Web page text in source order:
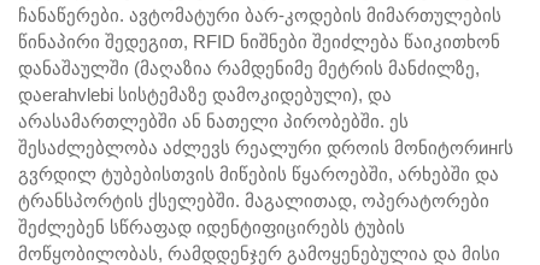
ჩანაწერები. ავტომატური ბარ-კოდების მიმართულების
წინაპირი შედეგით, RFID ნიშნები შეიძლება წაიკითხონ
დანაშაულში (მაღაზია რამდენიმე მეტრის მანძილზე,
დაerahvlebi სისტემაზე დამოკიდებული), და
არასამართლებში ან ნათელი პირობებში. ეს
შესაძლებლობა აძლევს რეალური დროის მონიტორингს
გვრდილ ტუბებისთვის მიწების წყაროებში, არხებში და
ტრანსპორტის ქსელებში. მაგალითად, ოპერატორები
შეძლებენ სწრაფად იდენტიფიცირებს ტუბის
მოწყობილობას, რამდდენჯერ გამოყენებულია და მისი